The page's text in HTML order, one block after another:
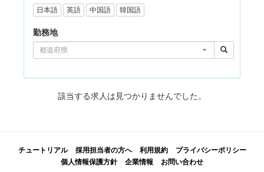
日本語 英語 中国語 韓国語
勤務地
都道府県
該当する求人は見つかりませんでした。
チュートリアル 採用担当者の方へ 利用規約
プライバシーポリシー
個人情報保護方針
企業情報 お問い合わせ